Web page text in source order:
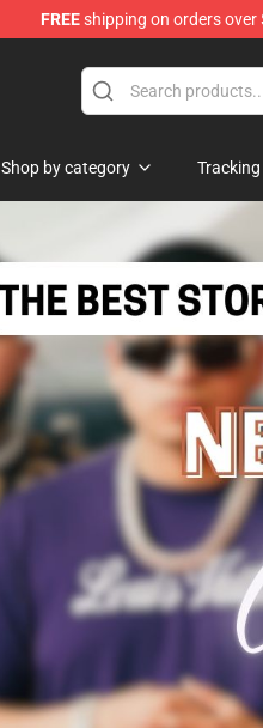
FREEshipping on orders over
Shop by category